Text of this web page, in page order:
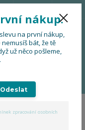
Menu
0 Kč
nákup.
na první nákup,
bát, že tě
už něco pošleme,
Odeslat
zpracování osobních